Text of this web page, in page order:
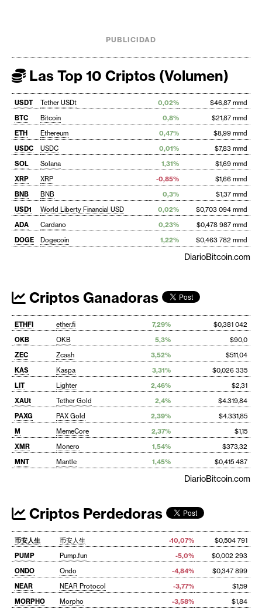
PUBLICIDAD
Las Top 10 Criptos (Volumen)
USDT Tether USDt 0,02%
$46,87 mmd
BTC
Bitcoin 0,8%
$21,87 mmd
ETH
Ethereum 0,47%
$8,99 mmd
USDC
USDC 0,01%
$7,83 mmd
SOL
Solana 1,31%
$1,69 mmd
XRP
XRP -0,85%
$1,66 mmd
BNB
BNB 0,3%
$1,37 mmd
USD1
World Liberty Financial USD 0,02%
$0,703 094 mmd
ADA
Cardano 0,23%
$0,478 987 mmd
DOGE
Dogecoin 1,22% $0,463 782 mmd
DiarioBitcoin.com
Criptos Ganadoras
ETHFI ether.fi 7,29%
$0,381 042
OKB
OKB 5,3%
$90,0
ZEC
Zcash 3,52%
$511,04
KAS
Kaspa 3,31%
$0,026 335
LIT
Lighter 2,46%
$2,31
XAUt
Tether Gold 2,4%
$4.319,84
PAXG
PAX Gold 2,39%
$4.331,85
M
MemeCore 2,37%
$1,15
XMR
Monero 1,54%
$373,32
MNT
Mantle 1,45% $0,415 487
DiarioBitcoin.com
Criptos Perdedoras
币安人生 币安人生 -10,07%
$0,504 791
PUMP
Pump.fun -5,0%
$0,002 293
ONDO
Ondo -4,84%
$0,347 899
NEAR
NEAR Protocol -3,77%
$1,59
MORPHO
Morpho -3,58% $1,84